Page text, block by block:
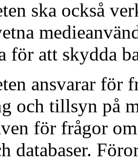
ska också
för att skydda
ansvarar för
och tillsyn på
för frågor
databaser.